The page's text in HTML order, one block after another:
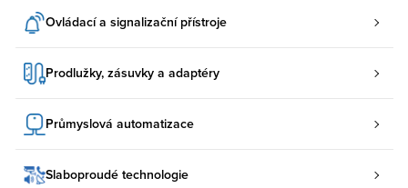
Ovládací a signalizační přístroje
Prodlužky, zásuvky a adaptéry
Průmyslová automatizace
Slaboproudé technologie